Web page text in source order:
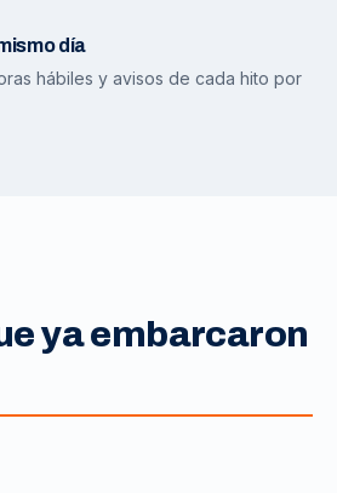
día
hábiles y avisos de cada hito por
ya embarcaron